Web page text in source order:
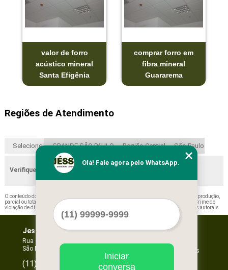
valor de forro
acústico mineral
Santa Efigênia
comprar forro em
fibra mineral
Guararema
Regiões de Atendimento
Selecione: GRANDE SÃO PAULO Região Central São Paulo
Verifique as regiões que atendemos
O conteúdo do texto "
" é de direito reservado. Sua reprodução,
parcial ou total, mesmo citando nossos links, é proibida sem a autorização do autor. Crime de
violação de direito autoral – artigo 184 do Código Penal –
Lei 9610/98 - Lei de direitos autorais.
Jessica Forros e Divisórias
Rua Oscar Horta, 269 - Mooca
São Paulo - SP - CEP: 03105-110
(11)
Serviços
Olá! Fale agora pelo WhatsApp.
Iniciar
conversa